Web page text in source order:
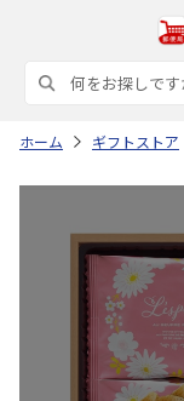
ホーム ギフトストア